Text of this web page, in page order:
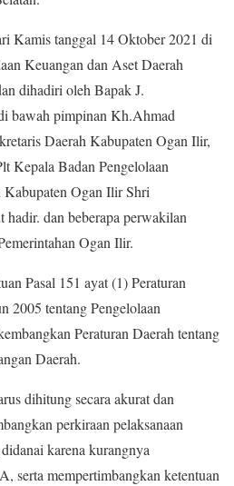
Kamis tanggal 14 Oktober 2021 di
Keuangan dan Aset Daerah
dihadiri oleh Bapak J.
bawah pimpinan Kh.Ahmad
Daerah Kabupaten Ogan Ilir,
Kepala Badan Pengelolaan
Kabupaten Ogan Ilir Shri
dan beberapa perwakilan
Ogan Ilir.
Pasal 151 ayat (1) Peraturan
2005 tentang Pengelolaan
Peraturan Daerah tentang
Daerah.
dihitung secara akurat dan
perkiraan pelaksanaan
karena kurangnya
serta mempertimbangkan ketentuan